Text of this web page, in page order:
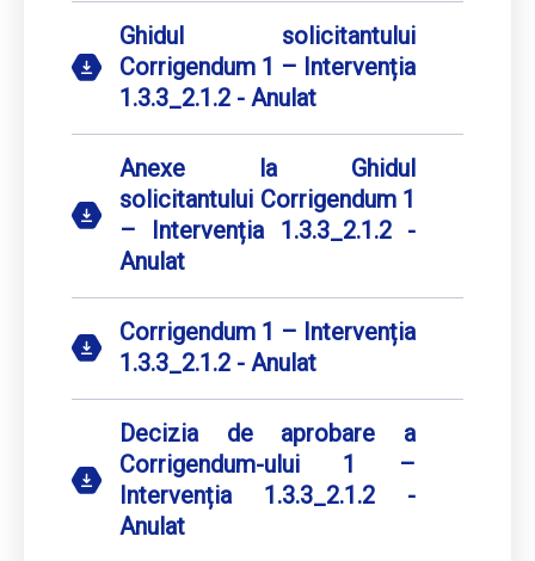
Ghidul solicitantului
Corrigendum 1 – Intervenția
1.3.3_2.1.2 - Anulat
Anexe la Ghidul
solicitantului Corrigendum 1
– Intervenția 1.3.3_2.1.2 -
Anulat
Corrigendum 1 – Intervenția
1.3.3_2.1.2 - Anulat
Decizia de aprobare a
Corrigendum-ului 1 –
Intervenția 1.3.3_2.1.2 -
Anulat